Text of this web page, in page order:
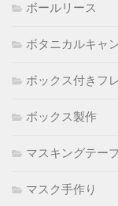
ボールリース
ボタニカルキャ
ボックス付きフ
ボックス製作
マスキングテー
マスク手作り